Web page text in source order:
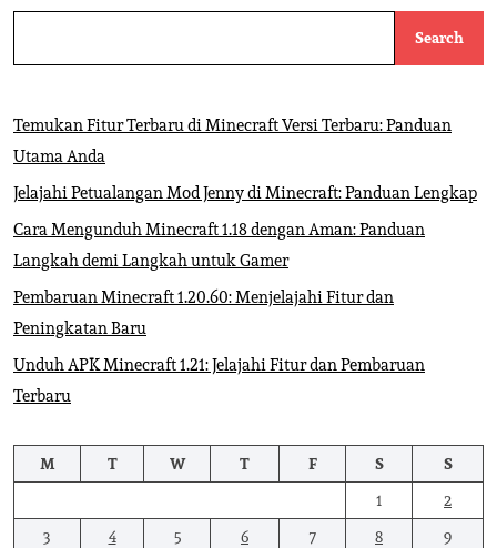
Search
Temukan Fitur Terbaru di Minecraft Versi Terbaru: Panduan
Utama Anda
Jelajahi Petualangan Mod Jenny di Minecraft: Panduan Lengkap
Cara Mengunduh Minecraft 1.18 dengan Aman: Panduan
Langkah demi Langkah untuk Gamer
Pembaruan Minecraft 1.20.60: Menjelajahi Fitur dan
Peningkatan Baru
Unduh APK Minecraft 1.21: Jelajahi Fitur dan Pembaruan
Terbaru
M T W T F S
S
1
2
3
4 5 6 7 8
9